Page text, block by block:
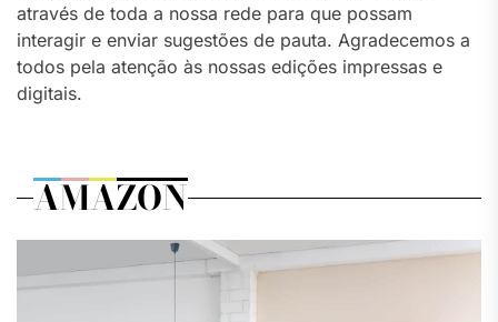
através de toda a nossa rede para que possam
interagir e enviar sugestões de pauta. Agradecemos a
todos pela atenção às nossas edições impressas e
digitais.
AMAZON